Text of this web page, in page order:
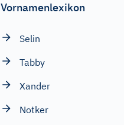
Vornamenlexikon
Selin
Tabby
Xander
Notker